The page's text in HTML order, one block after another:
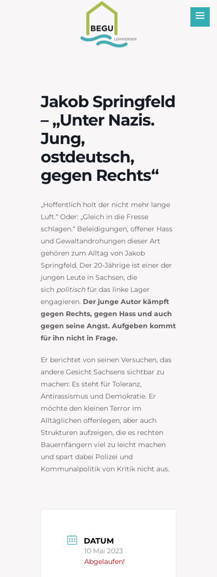
BEGU
Jakob Springfeld
– „Unter Nazis.
Jung,
ostdeutsch,
gegen Rechts“
„Hoffentlich holt der nicht mehr lange
Luft.“ Oder: „Gleich in die Fresse
schlagen.“ Beleidigungen, offener Hass
und Gewaltandrohungen dieser Art
gehören zum Alltag von Jakob
Springfeld. Der 20-Jährige ist einer der
jungen Leute in Sachsen, die
sich politischfür das linke Lager
engagieren. Der junge Autor kämpft
gegen Rechts, gegen Hass und auch
gegen seine Angst. Aufgeben kommt
für ihn nicht in Frage.
Er berichtet von seinen Versuchen, das
andere Gesicht Sachsens sichtbar zu
machen: Es steht für Toleranz,
Antirassismus und Demokratie. Er
möchte den kleinen Terror im
Alltäglichen offenlegen, aber auch
Strukturen aufzeigen, die es rechten
Bauernfängern viel zu leicht machen
und spart dabei Polizei und
Kommunalpolitik von Kritik nicht aus.
DATUM
10 Mai 2023
Abgelaufen!